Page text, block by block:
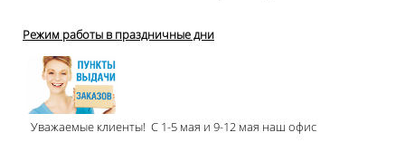
Режим работы в праздничные дни
Уважаемые клиенты! С 1-5 мая и 9-12 мая наш офис